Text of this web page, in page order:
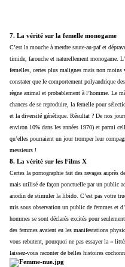
7. La vérité sur la femelle monogame
C’est la mouche à merdre saute-au-paf et
timide, farouche et naturellement monogame.
femelles, certes plus malignes mais non
constater que le comportement polyandrique
règne animal et probablement à l’homme. Le
chances de se reproduire, la femelle pour
et la diversité génétique. Résultat ? De nos
environ 10% dans les années 1970) et parmi
qu’elles pourraient un jour tromper leur
messieurs !
8. La vérité sur les Films X
Certes la pornographie fait des ravages auprès
mais utilisé de façon ponctuelle par un public
anodin de stimuler la libido. C’est pas votre
mis sous observation un public de femmes et
hommes se sont déclarés excités pour
des femmes avaient eu les manifestations
vous rebutent, pourquoi ne pas essayer la «
laissez-vous raconter de belles histoires